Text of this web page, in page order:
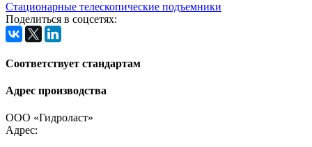
Стационарные телескопические подъемники
Поделиться в соцсетях:
Соответствует стандартам
Адрес производства
ООО «Гидроласт»
Адрес: